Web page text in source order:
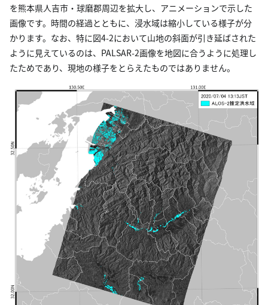
を熊本県人吉市・球磨郡周辺を拡大し、アニメーションで示した
画像です。時間の経過とともに、浸水域は縮小している様子が分
かります。なお、特に図4-2において山地の斜面が引き延ばされた
ように見えているのは、PALSAR-2画像を地図に合うように処理し
たためであり、現地の様子をとらえたものではありません。